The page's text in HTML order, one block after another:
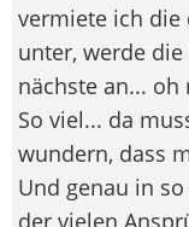
vermiete ich die
unter, werde
nächste an...
So viel... da
wundern, dass
Und genau in
der vielen